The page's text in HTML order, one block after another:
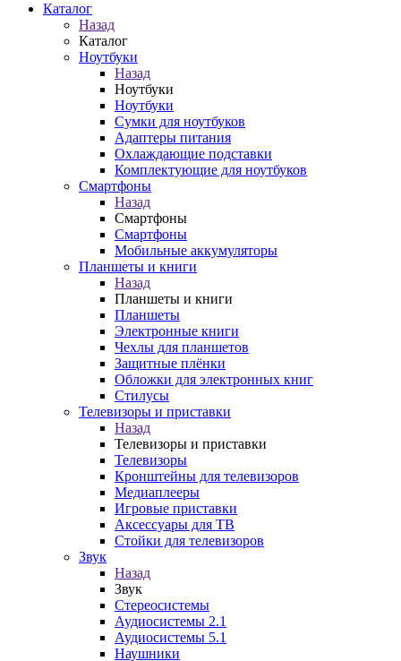
Каталог
Назад
Каталог
Ноутбуки
Назад
Ноутбуки
Ноутбуки
Сумки для ноутбуков
Адаптеры питания
Охлаждающие подставки
Комплектующие для ноутбуков
Смартфоны
Назад
Смартфоны
Смартфоны
Мобильные аккумуляторы
Планшеты и книги
Назад
Планшеты и книги
Планшеты
Электронные книги
Чехлы для планшетов
Защитные плёнки
Обложки для электронных книг
Стилусы
Телевизоры и приставки
Назад
Телевизоры и приставки
Телевизоры
Кронштейны для телевизоров
Медиаплееры
Игровые приставки
Аксессуары для ТВ
Стойки для телевизоров
Звук
Назад
Звук
Стереосистемы
Аудиосистемы 2.1
Аудиосистемы 5.1
Наушники